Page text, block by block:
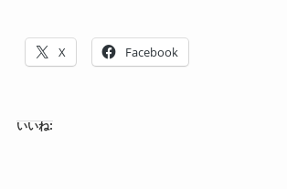
X Facebook
いいね: